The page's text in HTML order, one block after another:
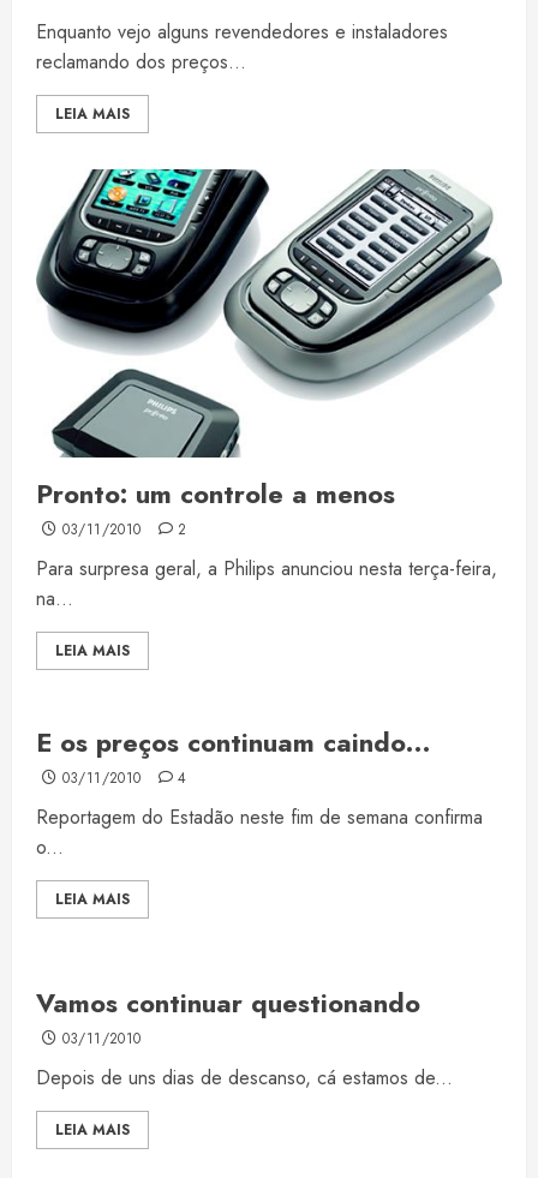
Enquanto vejo alguns revendedores e instaladores
reclamando dos preços...
LEIA MAIS
Pronto: um controle a menos
03/11/2010 2
Para surpresa geral, a Philips anunciou nesta terça-feira,
na...
LEIA MAIS
E os preços continuam caindo…
03/11/2010 4
Reportagem do Estadão neste fim de semana confirma
o...
LEIA MAIS
Vamos continuar questionando
03/11/2010
Depois de uns dias de descanso, cá estamos de...
LEIA MAIS